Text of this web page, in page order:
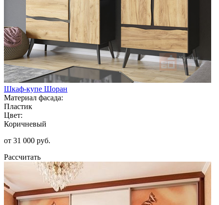
Шкаф-купе Шоран
Материал фасада:
Пластик
Цвет:
Коричневый
от 31 000 руб.
Рассчитать